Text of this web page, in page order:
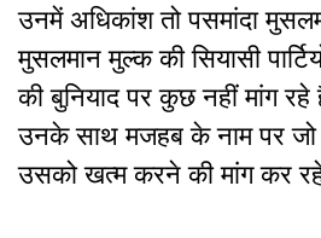
उनमें अधिकांश तो पसमांदा
मुसलमान मुल्क की सियासी
की बुनियाद पर कुछ नहीं मांग रहे
उनके साथ मजहब के नाम पर जो
उसको खत्म करने की मांग कर